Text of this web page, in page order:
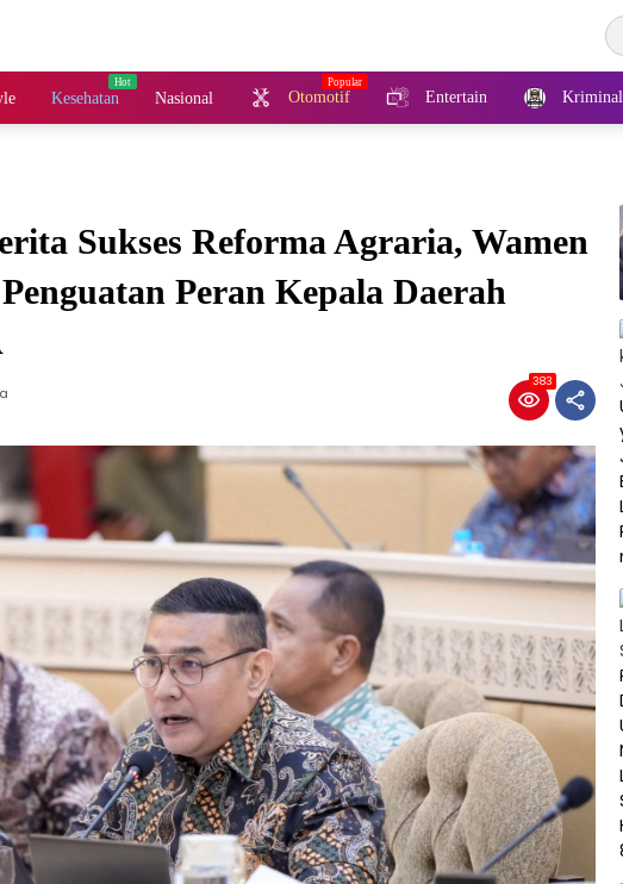
Kesehatan Nasional Otomotif Entertain Kriminal
Sukses Reforma Agraria, Wamen
Peran Kepala Daerah
383